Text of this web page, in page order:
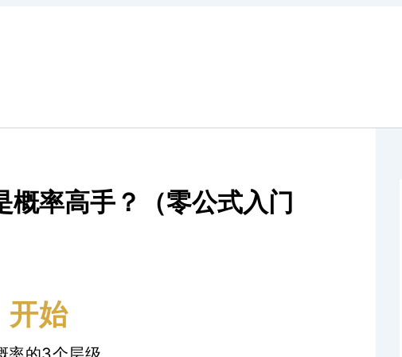
概率高手？（零公式入门
开始